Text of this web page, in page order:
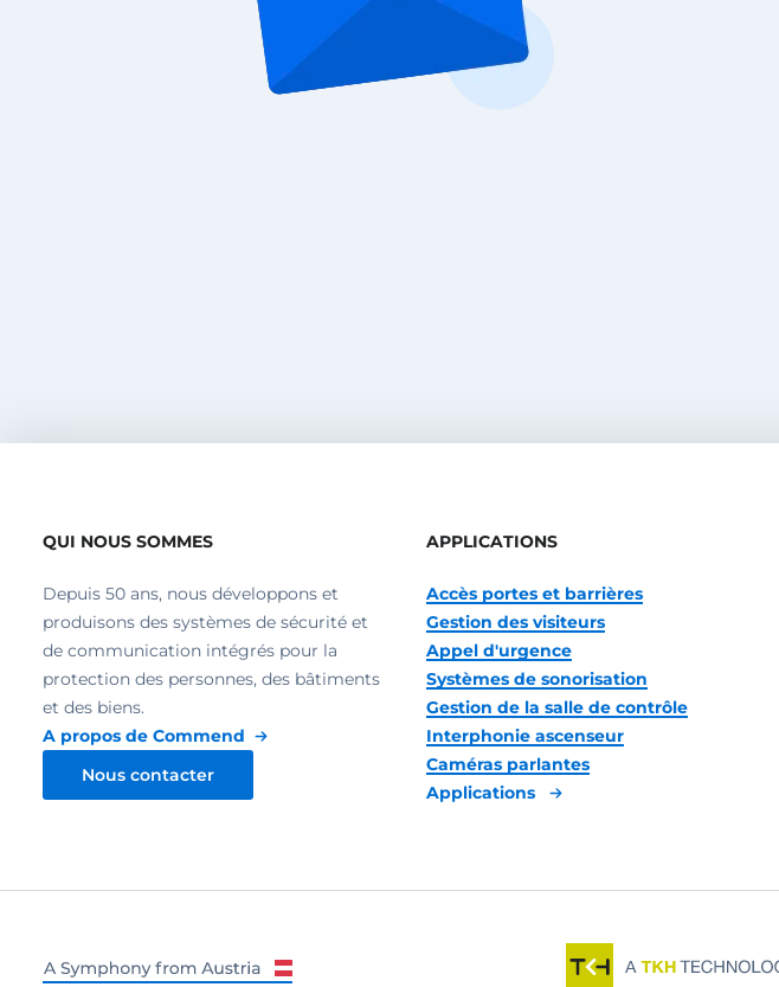
QUI NOUS SOMMES
Depuis 50 ans, nous développons et
produisons des systèmes de sécurité et
de communication intégrés pour la
protection des personnes, des bâtiments
et des biens.
A propos de Commend
Nous contacter
APPLICATIONS
Accès portes et barrières
Gestion des visiteurs
Appel d'urgence
Systèmes de sonorisation
Gestion de la salle de contrôle
Interphonie ascenseur
Caméras parlantes
Applications